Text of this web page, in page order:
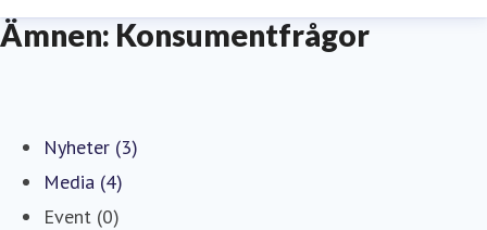
Ämnen: Konsumentfrågor
Nyheter (3)
Media (4)
Event (0)